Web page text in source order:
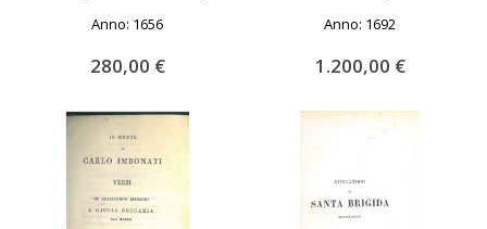
Anno: 1656
280,00 €
Anno: 1692
1.200,00 €